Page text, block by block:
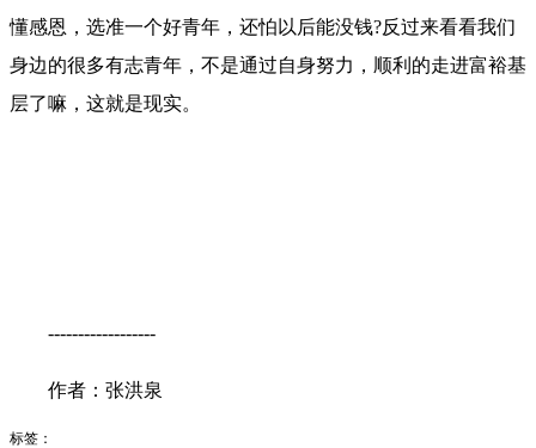
懂感恩，选准一个好青年，还怕以后能没钱?反过来看看我们
身边的很多有志青年，不是通过自身努力，顺利的走进富裕基
层了嘛，这就是现实。
------------------
作者：张洪泉
标签：